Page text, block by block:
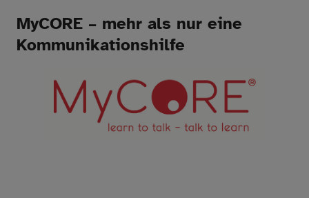
MyCORE – mehr als nur eine
Kommunikationshilfe